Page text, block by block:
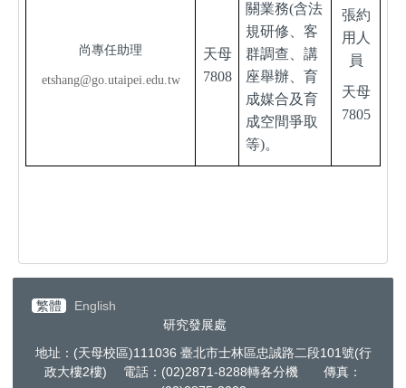
尚專任助理
etshang@go.utaipei.edu.tw
天母
7808
關業務(含法
規研修、客
群調查、講
座舉辦、育
成媒合及育
成空間爭取
等)。
張約
用人
員
天母
7805
繁體
English
研究發展處
地址：(天母校區)111036 臺北市士林區忠誠路二段101號(行
政大樓2樓) 電話：(02)2871-8288轉各分機 傳真：